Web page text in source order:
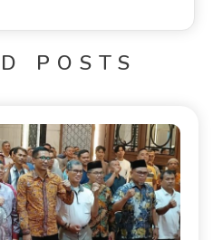
POSTS